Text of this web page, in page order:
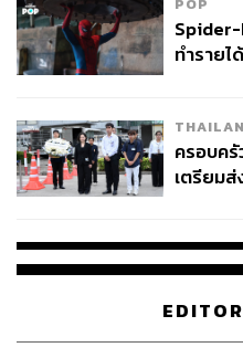
Spider-
ทำรายไ
ครอบครั
เตรียม